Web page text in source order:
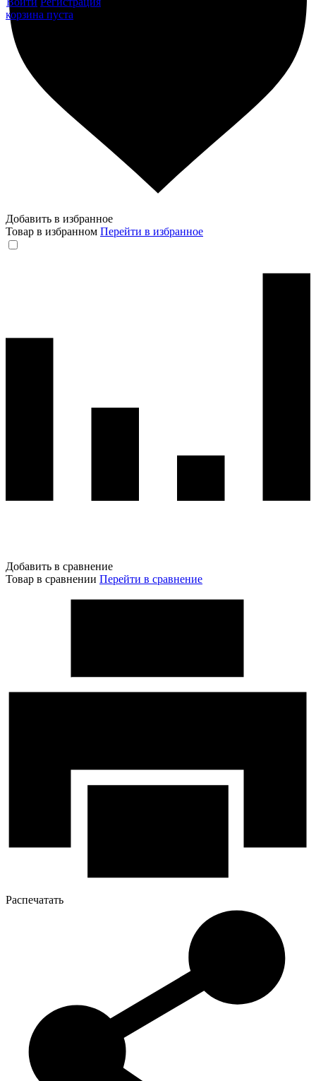
корзина пуста
Добавить в избранное
Товар в избранном Перейти в избранное
Добавить в сравнение
Товар в сравнении Перейти в сравнение
Распечатать